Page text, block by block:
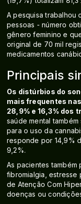
A pesquisa trabalhou
pessoas - número
gênero feminino e
original de 70 mil
medicamentos
Principais
Os distúrbios do
mais frequentes
28,9% e 16,3% dos
saúde mental
para o uso da
responde por 14,9%
9,2%.
As pacientes também
fibromialgia, estresse
de Atenção Com
doenças ou